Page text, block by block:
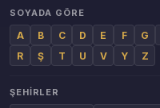
SOYADA GÖRE
A B C D E F G
R
Ş T U V Y Z
ŞEHIRLER